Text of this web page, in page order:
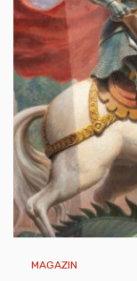
MAGAZIN